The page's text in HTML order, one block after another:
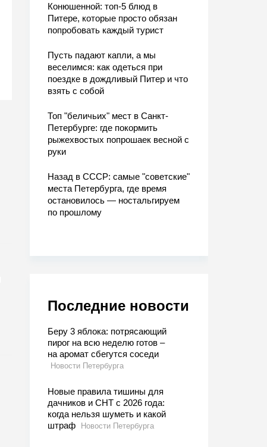
Конюшенной: топ-5 блюд в
Питере, которые просто обязан
попробовать каждый турист
Пусть падают капли, а мы
веселимся: как одеться при
поездке в дождливый Питер и что
взять с собой
Топ "беличьих" мест в Санкт-
Петербурге: где покормить
рыжехвостых попрошаек весной с
руки
Назад в СССР: самые "советские"
места Петербурга, где время
остановилось — ностальгируем
по прошлому
Последние новости
Беру 3 яблока: потрясающий
пирог на всю неделю готов –
на аромат сбегутся соседи
Новости Петербурга
Новые правила тишины для
дачников и СНТ с 2026 года:
когда нельзя шуметь и какой
штраф
Новости Петербурга